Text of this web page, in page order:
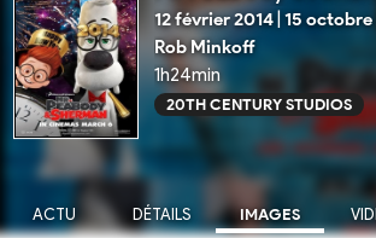
12 février 2014 15 octobre
Rob Minkoff
1h24min
20TH CENTURY STUDIOS
ACTU DÉTAILS IMAGES